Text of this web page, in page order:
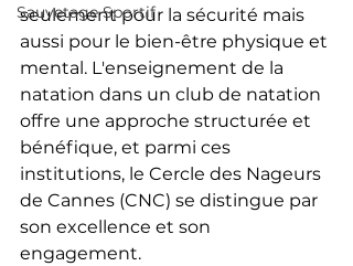
Sauvetage Sportif
seulement pour la sécurité mais
aussi pour le bien-être physique et
mental. L'enseignement de la
natation dans un club de natation
offre une approche structurée et
bénéfique, et parmi ces
institutions, le Cercle des Nageurs
de Cannes (CNC) se distingue par
son excellence et son
engagement.